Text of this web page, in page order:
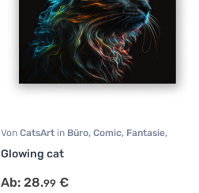
Von CatsArt in Büro, Comic, Fantasie,
Kinderzimmer
Sonstige,
Glowing cat
Ab: 28.99 €